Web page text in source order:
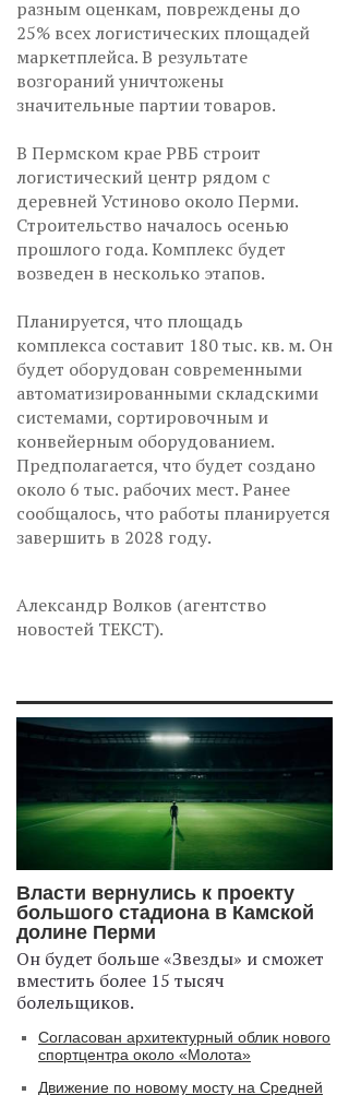
разным оценкам, повреждены до
25% всех логистических площадей
маркетплейса. В результате
возгораний уничтожены
значительные партии товаров.
В Пермском крае РВБ строит
логистический центр рядом с
деревней Устиново около Перми.
Строительство началось осенью
прошлого года. Комплекс будет
возведен в несколько этапов.
Планируется, что площадь
комплекса составит 180 тыс. кв. м. Он
будет оборудован современными
автоматизированными складскими
системами, сортировочным и
конвейерным оборудованием.
Предполагается, что будет создано
около 6 тыс. рабочих мест. Ранее
сообщалось, что работы планируется
завершить в 2028 году.
Александр Волков (агентство
новостей ТЕКСТ).
Власти вернулись к проекту
большого стадиона в Камской
долине Перми
Он будет больше «Звезды» и сможет
вместить более 15 тысяч
болельщиков.
Согласован архитектурный облик нового
спортцентра около «Молота»
Движение по новому мосту на Средней